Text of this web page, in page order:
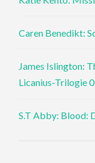
Caren Benedikt:
James Islington:
Licanius-Trilogie
S.T Abby: Blood: